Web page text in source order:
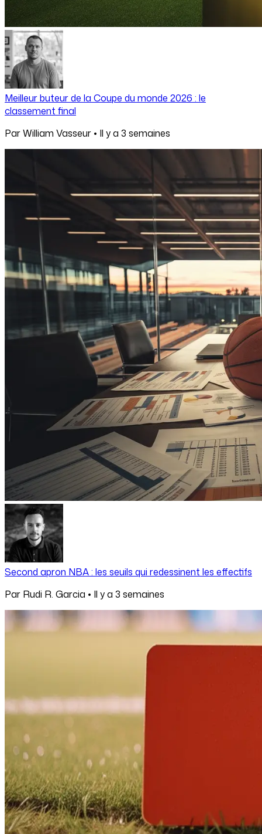
Meilleur buteur de la Coupe du monde 2026 : le
classement final
ParWilliam Vasseur • Il y a 3 semaines
Second apron NBA : les seuils qui redessinent les effectifs
Par Rudi R. Garcia • Il y a 3 semaines